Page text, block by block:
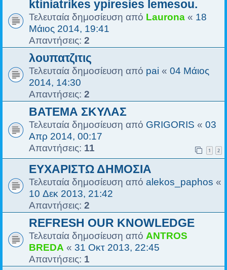
ktiniatrikes ypiresies lemesou.
Τελευταία δημοσίευση από Laurona « 18
Μάιος 2014, 19:41
Απαντήσεις: 2
λουπατζιτις
Τελευταία δημοσίευση από pai « 04 Μάιος
2014, 14:30
Απαντήσεις: 2
ΒΑΤΕΜΑ ΣΚΥΛΑΣ
Τελευταία δημοσίευση από GRIGORIS « 03
Απρ 2014, 00:17
Απαντήσεις: 11 1 2
ΕΥΧΑΡΙΣΤΩ ΔΗΜΟΣΙΑ
Τελευταία δημοσίευση από alekos_paphos «
10 Δεκ 2013, 21:42
Απαντήσεις: 2
REFRESH OUR KNOWLEDGE
Τελευταία δημοσίευση από ANTROS
BREDA « 31 Οκτ 2013, 22:45
Απαντήσεις: 1